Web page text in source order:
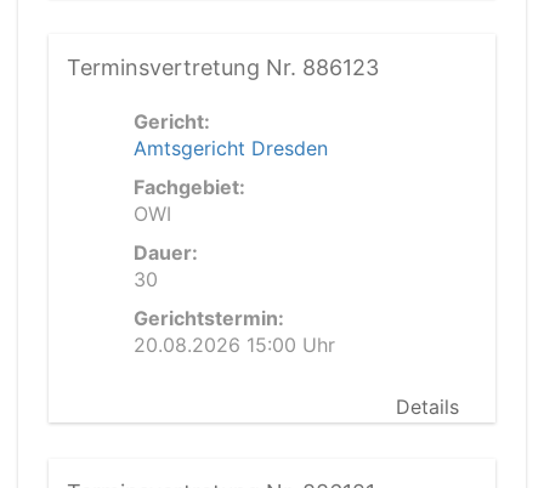
Terminsvertretung Nr. 886123
Gericht:
Amtsgericht Dresden
Fachgebiet:
OWI
Dauer:
30
Gerichtstermin:
20.08.2026 15:00 Uhr
Details